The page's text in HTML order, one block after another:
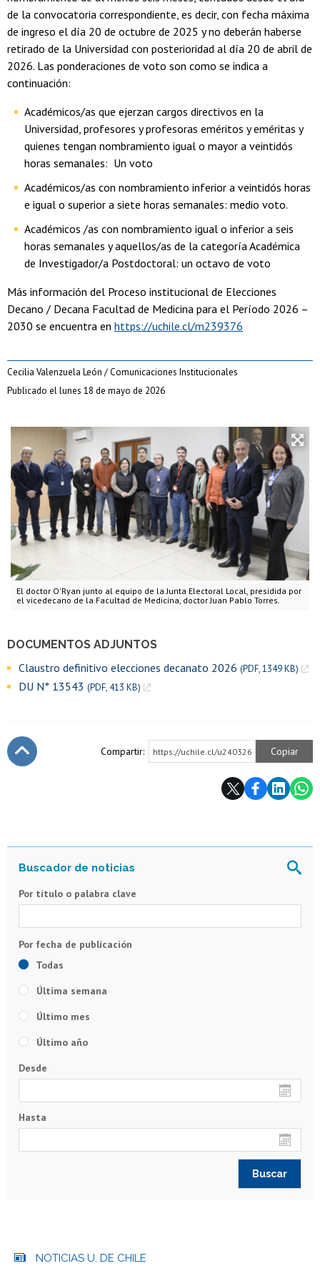
El doctor O'Ryan junto al equipo de la Junta Electoral Local, presidida por
el vicedecano de la Facultad de Medicina, doctor Juan Pablo Torres.
DOCUMENTOS ADJUNTOS
Claustro definitivo elecciones decanato 2026 (PDF, 1349 KB)
DU N° 13543 (PDF, 413 KB)
de la convocatoria correspondiente, es decir, con fecha máxima
de ingreso el día 20 de octubre de 2025 y no deberán haberse
retirado de la Universidad con posterioridad al día 20 de abril de
2026. Las ponderaciones de voto son como se indica a
continuación:
Académicos/as que ejerzan cargos directivos en la
Universidad, profesores y profesoras eméritos y eméritas y
quienes tengan nombramiento igual o mayor a veintidós
horas semanales: Un voto
Académicos/as con nombramiento inferior a veintidós horas
e igual o superior a siete horas semanales: medio voto.
Académicos /as con nombramiento igual o inferior a seis
horas semanales y aquellos/as de la categoría Académica
de Investigador/a Postdoctoral: un octavo de voto
Más información del Proceso institucional de Elecciones
Decano / Decana Facultad de Medicina para el Período 2026 –
2030 se encuentra en https://uchile.cl/m239376
Cecilia Valenzuela León / Comunicaciones Institucionales
Publicado el lunes 18 de mayo de 2026
Compartir: https://uchile.cl/u240326 Copiar
Por título o palabra clave
Todas
Última semana
Último mes
Último año
Desde
Hasta
NOTICIAS U. DE CHILE